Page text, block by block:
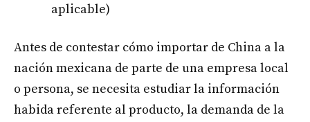
aplicable)
Antes de contestar cómo importar de China a la
nación mexicana de parte de una empresa local
o persona, se necesita estudiar la información
habida referente al producto, la demanda de la